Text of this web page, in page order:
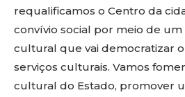
requalificamos o Centro da
convívio social por meio de
cultural que vai democratizar o
serviços culturais. Vamos
cultural do Estado, promover